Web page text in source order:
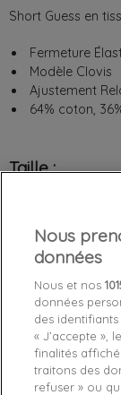
Short Guess en
Fermeture
Modèle Clovis
Ajustement
64% coton,
Taille :
XXL
Chez vousentre
Nous
données
Nous et nos
données
des
« J’accepte »,
finalités
traitons des
refuser » ou